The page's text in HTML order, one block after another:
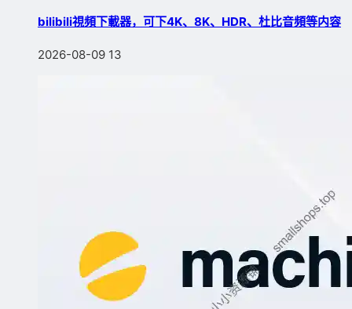
bilibili視頻下載器，可下4K、8K、HDR、杜比音頻等内容
2026-08-09 13